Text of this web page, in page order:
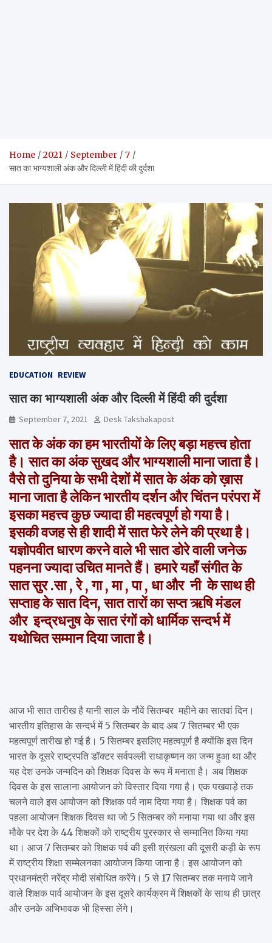
Home 2021 September
7
सात का भाग्यशाली अंक और दिल्ली में हिंदी की दुर्दशा
EDUCATION REVIEW
सात का भाग्यशाली अंक और दिल्ली में हिंदी की दुर्दशा
September 7, 2021 Desk Takshakapost
सात के अंक का हम भारतीयों के लिए बड़ा महत्त्व होता
है। सात का अंक सुखद और भाग्यशाली माना जाता है।
वैसे तो दुनिया के सभी देशों में सात के अंक को ख़ास
माना जाता है लेकिन भारतीय दर्शन और चिंतन परंपरा में
इसका महत्त्व कुछ ज्यादा ही महत्वपूर्ण हो गया है।
इसकी वजह से ही शादी में सात फेरे लेने की प्रथा है।
यज्ञोपवीत धारण करने वाले भी सात डोरे वाली जनेऊ
पहनना ज्यादा उचित मानते हैं। हमारे यहाँ संगीत के
सात सुर .सा , रे , गा , मा , पा , धा और नी के साथ ही
सप्ताह के सात दिन, सात तारों का सप्त ऋषि मंडल
और इन्द्रधनुष के सात रंगों को धार्मिक सन्दर्भ में
यथोचित सम्मान दिया जाता है।
आज भी सात तारीख है यानी साल के नौवें सितम्बर महीने का सातवां दिन।
भारतीय इतिहास के सन्दर्भ में 5 सितम्बर के बाद अब 7 सितम्बर भी एक
महत्वपूर्ण तारीख हो गई है। 5 सितम्बर इसलिए महत्वपूर्ण है क्योंकि इस दिन
भारत के दूसरे राष्ट्रपति डॉक्टर सर्वपल्ली राधाकृष्णन का जन्म हुआ था और
यह देश उनके जन्मदिन को शिक्षक दिवस के रूप में मनाता है। अब शिक्षक
दिवस के इस सालाना आयोजन को विस्तार दिया गया है। एक पखवाड़े तक
चलने वाले इस आयोजन को शिक्षक पर्व नाम दिया गया है। शिक्षक पर्व का
पहला आयोजन शिक्षक दिवस था जो 5 सितम्बर को मनाया गया था और इस
मौके पर देश के 44 शिक्षकों को राष्ट्रीय पुरस्कार से सम्मानित किया गया
था। आज 7 सितम्बर को शिक्षक पर्व की इसी श्रंखला की दूसरी कड़ी के रूप
में राष्ट्रीय शिक्षा सम्मेलनका आयोजन किया जाना है। इस आयोजन को
प्रधानमंत्री नरेंद्र मोदी संबोधित करेंगे। 5 से 17 सितम्बर तक मनाये जाने
वाले शिक्षक पार्व आयोजन के इस दूसरे कार्यक्रम में शिक्षकों के साथ ही छात्र
और उनके अभिभावक भी हिस्सा लेंगे।